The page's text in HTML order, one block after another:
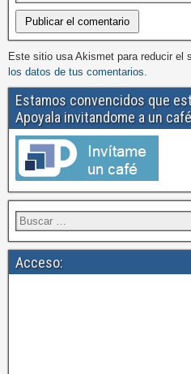
Este sitio usa Akismet para reducir el
los datos de tus comentarios.
Estamos convencidos que
Apoyala invitandome a un
Acceso: